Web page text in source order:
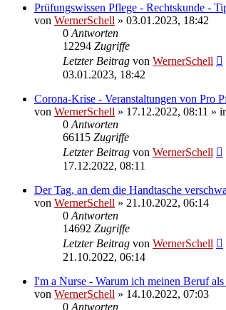
Prüfungswissen Pflege - Rechtskunde -
von WernerSchell » 03.01.2023, 18:42
0 Antworten
12294 Zugriffe
Letzter Beitrag von WernerSchell
03.01.2023, 18:42
Corona-Krise - Veranstaltungen von Pro
von WernerSchell » 17.12.2022, 08:11 »
0 Antworten
66115 Zugriffe
Letzter Beitrag von WernerSchell
17.12.2022, 08:11
Der Tag, an dem die Handtasche
von WernerSchell » 21.10.2022, 06:14
0 Antworten
14692 Zugriffe
Letzter Beitrag von WernerSchell
21.10.2022, 06:14
I'm a Nurse - Warum ich meinen Beruf
von WernerSchell » 14.10.2022, 07:03
0 Antworten